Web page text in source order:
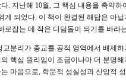
. 지난해 10월, 그 핵심 내용을 축약
게 되었다. 이 책이 완결된 해답은 아
로잡는 데 작은 디딤돌이 되기를 바라
교분리가 종교를 공적 영역에서 배제
핵심 원리임이 조금이나마 더 분명
마음으로, 학문적 성실성과 신앙적